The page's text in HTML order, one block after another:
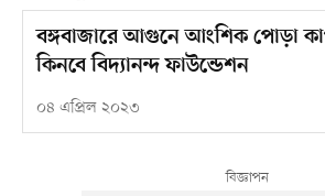
বঙ্গবাজারে আগুনে আংশিক পোড়া
কিনবে বিদ্যানন্দ ফাউন্ডেশন
০৪ এপ্রিল ২০২৩